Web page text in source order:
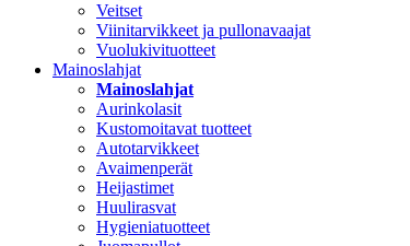
Veitset
Viinitarvikkeet ja pullonavaajat
Vuolukivituotteet
Mainoslahjat
Mainoslahjat
Aurinkolasit
Kustomoitavat tuotteet
Autotarvikkeet
Avaimenperät
Heijastimet
Huulirasvat
Hygieniatuotteet